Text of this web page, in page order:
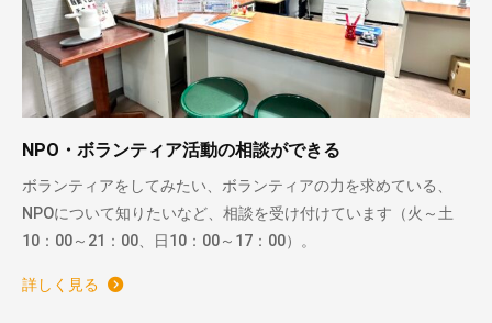
NPO・ボランティア活動の相談ができる
ボランティアをしてみたい、ボランティアの力を求めている、
NPOについて知りたいなど、相談を受け付けています（火～土
10：00～21：00、日10：00～17：00）。
詳しく見る